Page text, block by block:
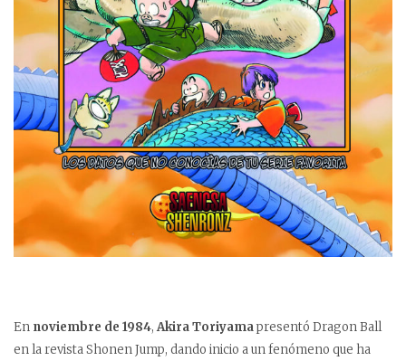
En noviembre de 1984,Akira Toriyamapresentó Dragon Ball
en la revista Shonen Jump, dando inicio a un fenómeno que ha